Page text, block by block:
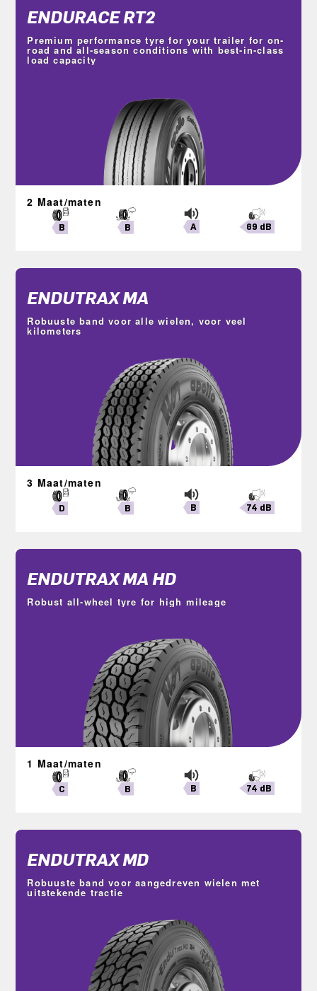
ENDURACE RT2
Premium performance tyre for your trailer for on-
road and all-season conditions with best-in-class
load capacity
2 Maat/maten
B B A 69 dB
ENDUTRAX MA
Robuuste band voor alle wielen, voor veel
kilometers
3 Maat/maten
D B B 74 dB
ENDUTRAX MA HD
Robust all-wheel tyre for high mileage
1 Maat/maten
C B B 74 dB
ENDUTRAX MD
Robuuste band voor aangedreven wielen met
uitstekende tractie